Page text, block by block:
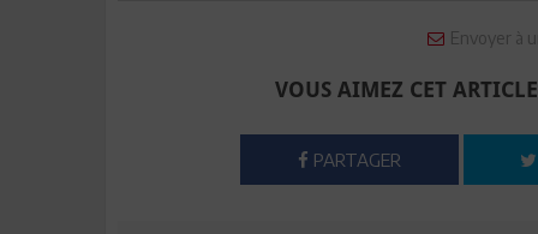
Envoyer à
VOUS AIMEZ CET
PARTAGER